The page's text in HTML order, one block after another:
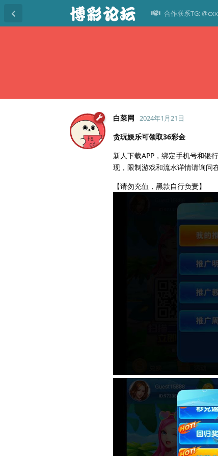
合作联系TG:
白菜网 2024年1月21日
贪玩娱乐可领取36彩金
新人下载APP，绑定手机号和银
现，限制游戏和流水详情请询问
【请勿充值，黑款自行负责】